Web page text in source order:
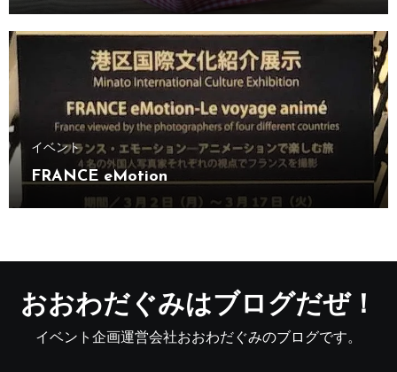
イベント
FRANCE eMotion
おおわだぐみはブログだぜ！
イベント企画運営会社おおわだぐみのブログです。